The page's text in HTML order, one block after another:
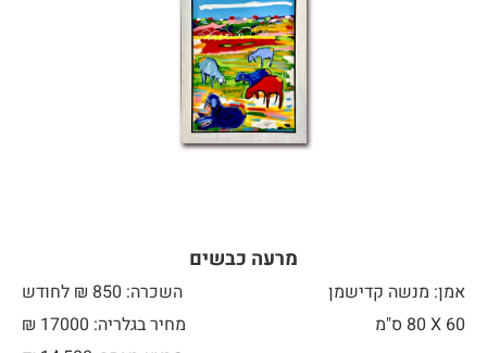
מרעה כבשים
אמן: מנשה קדישמן
השכרה: 850 ₪ לחודש
60 X
מחיר בגלריה: 17000 ₪